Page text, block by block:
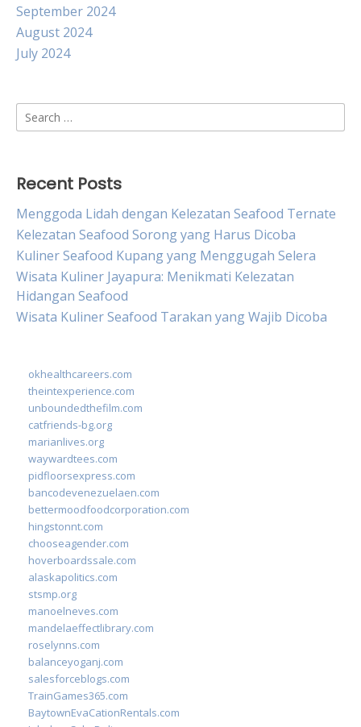
September 2024
August 2024
July 2024
Search
for:
Recent Posts
Menggoda Lidah dengan Kelezatan Seafood Ternate
Kelezatan Seafood Sorong yang Harus Dicoba
Kuliner Seafood Kupang yang Menggugah Selera
Wisata Kuliner Jayapura: Menikmati Kelezatan
Hidangan Seafood
Wisata Kuliner Seafood Tarakan yang Wajib Dicoba
okhealthcareers.com
theintexperience.com
unboundedthefilm.com
catfriends-bg.org
marianlives.org
waywardtees.com
pidfloorsexpress.com
bancodevenezuelaen.com
bettermoodfoodcorporation.com
hingstonnt.com
chooseagender.com
hoverboardssale.com
alaskapolitics.com
stsmp.org
manoelneves.com
mandelaeffectlibrary.com
roselynns.com
balanceyoganj.com
salesforceblogs.com
TrainGames365.com
BaytownEvaCationRentals.com